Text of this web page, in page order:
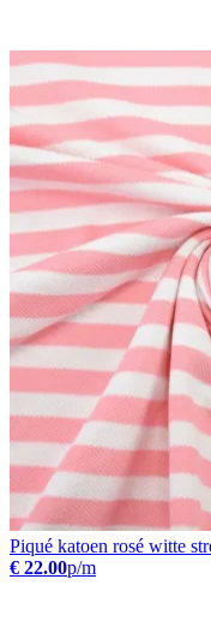
Piqué katoen rosé witte
€ 22.00p/m